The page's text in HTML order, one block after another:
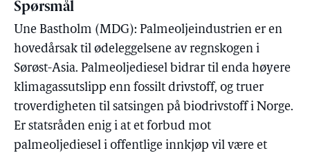
Spørsmål
Une Bastholm (MDG): Palmeoljeindustrien er en
hovedårsak til ødeleggelsene av regnskogen i
Sørøst-Asia. Palmeoljediesel bidrar til enda høyere
klimagassutslipp enn fossilt drivstoff, og truer
troverdigheten til satsingen på biodrivstoff i Norge.
Er statsråden enig i at et forbud mot
palmeoljediesel i offentlige innkjøp vil være et